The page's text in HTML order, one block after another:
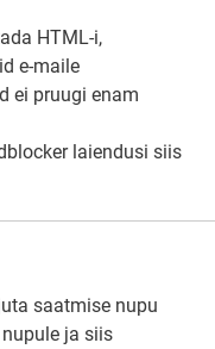
HTML-i,
e-maile
ei pruugi enam
laiendusi siis
saatmise nupu
ja siis